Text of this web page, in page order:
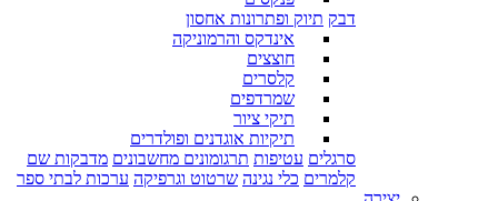
דבק תיוק ופתרונות אחסון
אינדקס והרמוניקה
חוצצים
קלסרים
שמרדפים
תיקי ציור
תיקיות אוגדנים ופולדרים
סרגלים עטיפות תרגומונים מחשבונים מדבקות שם
קלמרים כלי נגינה שרטוט וגרפיקה ערכות לבתי ספר